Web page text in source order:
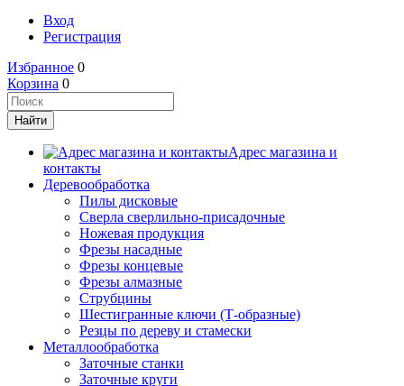
Вход
Регистрация
Избранное 0
Корзина 0
Адрес магазина и
контакты
Деревообработка
Пилы дисковые
Сверла сверлильно-присадочные
Ножевая продукция
Фрезы насадные
Фрезы концевые
Фрезы алмазные
Струбцины
Шестигранные ключи (Т-образные)
Резцы по дереву и стамески
Металлообработка
Заточные станки
Заточные круги